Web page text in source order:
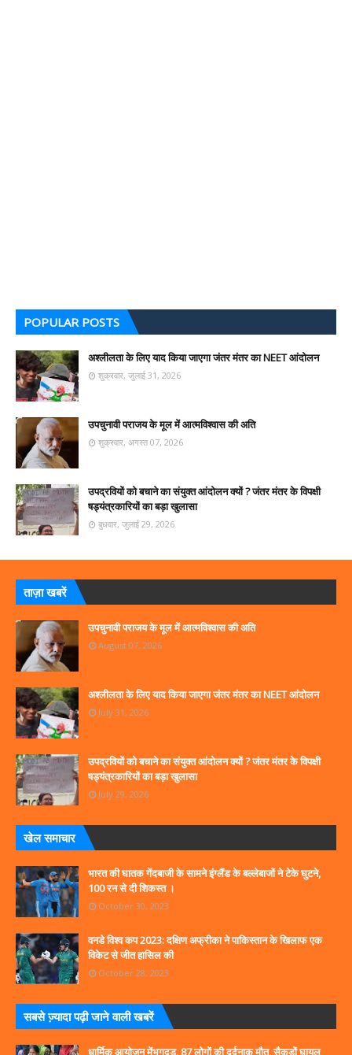
POPULAR POSTS
अश्लीलता के लिए याद किया जाएगा जंतर मंतर का NEET आंदोलन
शुक्रवार, जुलाई 31, 2026
उपचुनावी पराजय के मूल में आत्मविश्वास की अति
शुक्रवार, अगस्त 07, 2026
उपद्रवियों को बचाने का संयुक्त आंदोलन क्यों ? जंतर मंतर के विपक्षी
षड्यंत्रकारियों का बड़ा खुलासा
बुधवार, जुलाई 29, 2026
ताज़ा खबरें
उपचुनावी पराजय के मूल में आत्मविश्वास की अति
August 07, 2026
अश्लीलता के लिए याद किया जाएगा जंतर मंतर का NEET आंदोलन
July 31, 2026
उपद्रवियों को बचाने का संयुक्त आंदोलन क्यों ? जंतर मंतर के विपक्षी
षड्यंत्रकारियों का बड़ा खुलासा
July 29, 2026
खेल समाचार
भारत की घातक गेंदबाजी के सामने इंग्लैंड के बल्लेबाजों ने टेके घुटने,
100 रन से दी शिकस्त ।
October 30, 2023
वनडे विश्व कप 2023: दक्षिण अफ्रीका ने पाकिस्तान के खिलाफ एक
विकेट से जीत हासिल की
October 28, 2023
सबसे ज्‍़यादा पढ़ी जाने वाली खबरें
धार्मिक आयोजन मेंभगदड़, 87 लोगों की दर्दनाक मौत, सैकड़ों घायल